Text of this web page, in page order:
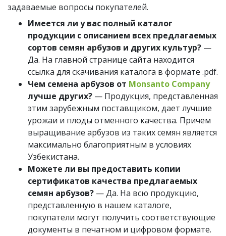
задаваемые вопросы покупателей.
Имеется ли у вас полный каталог
продукции с описанием всех предлагаемых
сортов семян арбузов и других культур? —
Да. На главной странице сайта находится
ссылка для скачивания каталога в формате .pdf.
Чем семена арбузов от Monsanto Company
лучше других? — Продукция, представленная
этим зарубежным поставщиком, дает лучшие
урожаи и плоды отменного качества. Причем
выращивание арбузов из таких семян является
максимально благоприятным в условиях
Узбекистана.
Можете ли вы предоставить копии
сертификатов качества предлагаемых
семян арбузов? — Да. На всю продукцию,
представленную в нашем каталоге,
покупатели могут получить соответствующие
документы в печатном и цифровом формате.